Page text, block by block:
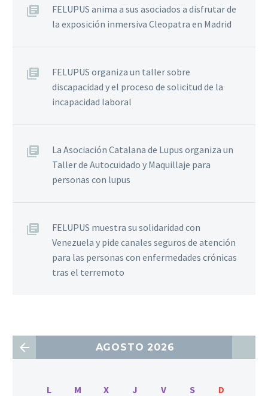
FELUPUS anima a sus asociados a disfrutar de
la exposición inmersiva Cleopatra en Madrid
FELUPUS organiza un taller sobre
discapacidad y el proceso de solicitud de la
incapacidad laboral
La Asociación Catalana de Lupus organiza un
Taller de Autocuidado y Maquillaje para
personas con lupus
FELUPUS muestra su solidaridad con
Venezuela y pide canales seguros de atención
para las personas con enfermedades crónicas
tras el terremoto
AGOSTO 2026
L M X J V S
D